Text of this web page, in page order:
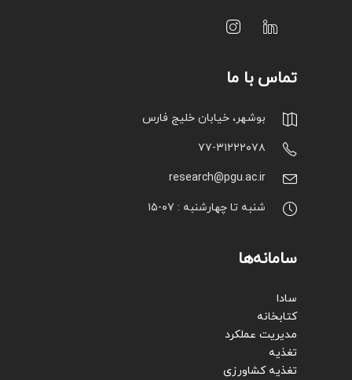
تماس با ما
بوشهر، خیابان خلیج فارس
۷۷-۳۱۲۲۲۰۷۸
research@pgu.ac.ir
شنبه تا چهارشنبه : ۰۷-۱۵
سامانه‌ها
سادا
کتابخانه
مدیریت عملکرد
تغذیه
تغذیه کشاورزی